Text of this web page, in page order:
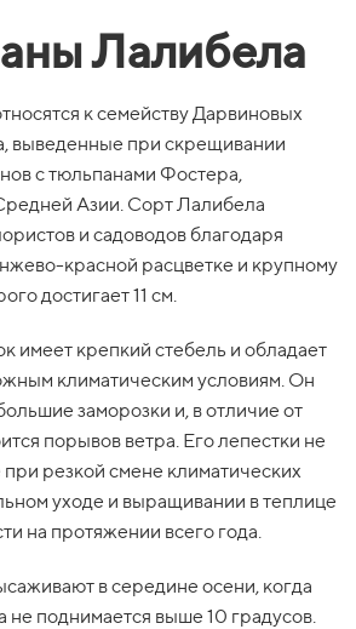
Лалибела
к семейству Дарвиновых
выведенные при скрещивании
с тюльпанами Фостера,
Азии. Сорт Лалибела
и садоводов благодаря
красной расцветке и крупному
достигает 11 см.
имеет крепкий стебель и обладает
климатическим условиям. Он
заморозки и, в отличие от
порывов ветра. Его лепестки не
резкой смене климатических
уходе и выращивании в теплице
на протяжении всего года.
в середине осени, когда
не поднимается выше 10 градусов.